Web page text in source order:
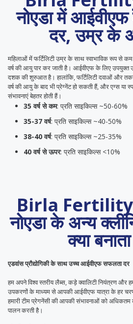
नोएडा में
दर, उम्र के
महिलाओं में फर्टिलिटी उम्र के साथ स्वाभाविक रूप से
वर्ष की आयु पार कर जाती है। आईवीएफ के लिए
दशक की शुरुआत है। हालांकि, फर्टिलिटी दवाओं और
वर्ष की आयु के बाद भी प्रेग्नेंट हो सकती हैं, और एग्स या
संभावनाएं बेहतर होती हैं।
35 वर्ष से कम: प्रति साइकिल्स ~50-60%
35-37 वर्ष: प्रति साइकिल्स ~40-50%
38-40 वर्ष: प्रति साइकिल्स ~25-35%
40 वर्ष से ऊपर: प्रति साइकिल्स <10%
Birla Fertility
नोएडा के अन्य
क्या
एडवांस प्रौद्योगिकी के साथ उच्च आईवीएफ सफलता दर
हम अपने विश्व स्तरीय लैब्स, कड़े क्वालिटी नियंत्रण और
उपकरणों के माध्यम से आपकी आईवीएफ यात्रा के हर
हमारी टीम प्रेगनेंसी की आपकी संभावनाओं को
पालन करती है।